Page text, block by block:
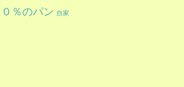
％のパン 自家